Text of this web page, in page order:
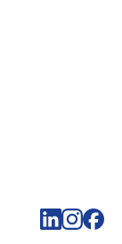
Volg de
Volg